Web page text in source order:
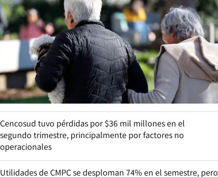
Cencosud tuvo pérdidas por $36 mil millones en el
segundo trimestre, principalmente por factores no
operacionales
Utilidades de CMPC se desploman 74% en el semestre, pero